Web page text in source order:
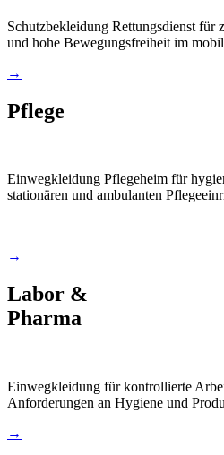
Schutzbekleidung Rettungsdienst für
und hohe Bewegungsfreiheit im
→
Pflege
Einwegkleidung Pflegeheim für
stationären und ambulanten
→
Labor &
Pharma
Einwegkleidung für kontrollierte
Anforderungen an Hygiene und
→